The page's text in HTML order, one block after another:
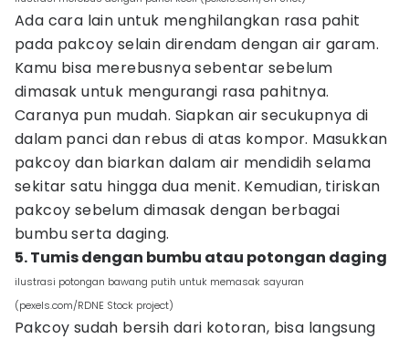
Ada cara lain untuk menghilangkan rasa pahit
pada pakcoy selain direndam dengan air garam.
Kamu bisa merebusnya sebentar sebelum
dimasak untuk mengurangi rasa pahitnya.
Caranya pun mudah. Siapkan air secukupnya di
dalam panci dan rebus di atas kompor. Masukkan
pakcoy dan biarkan dalam air mendidih selama
sekitar satu hingga dua menit. Kemudian, tiriskan
pakcoy sebelum dimasak dengan berbagai
bumbu serta daging.
5. Tumis dengan bumbu atau potongan daging
ilustrasi potongan bawang putih untuk memasak sayuran
(pexels.com/RDNE Stock project)
Pakcoy sudah bersih dari kotoran, bisa langsung